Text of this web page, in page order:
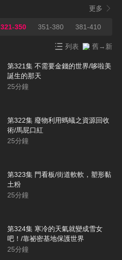
更多
321-350 351-380 381-410
列表 舊→新
第321集 不需要金錢的世界/哆啦美
誕生的那天
25分鐘
第322集 廢物利用螞蟻之資源回收
術/馬屁口紅
25分鐘
第323集 門看板/街道軟軟，塑形黏
土粉
25分鐘
第324集 寒冷的天氣就變成雪女
吧！/靠祕密基地保護世界
25分鐘